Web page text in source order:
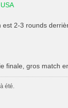
est 2-3 rounds
finale, gros match
été.